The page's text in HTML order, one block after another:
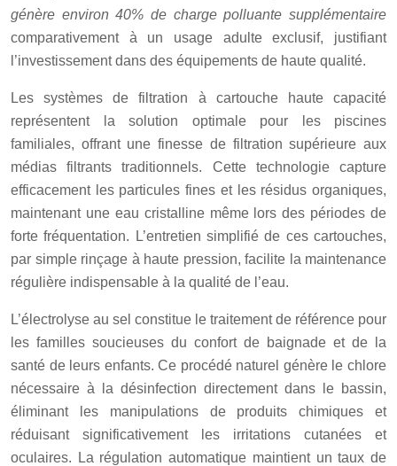
génère environ 40% de charge polluante supplémentaire
comparativement à un usage adulte exclusif, justifiant
l’investissement dans des équipements de haute qualité.
Les systèmes de filtration à cartouche haute capacité
représentent la solution optimale pour les piscines
familiales, offrant une finesse de filtration supérieure aux
médias filtrants traditionnels. Cette technologie capture
efficacement les particules fines et les résidus organiques,
maintenant une eau cristalline même lors des périodes de
forte fréquentation. L’entretien simplifié de ces cartouches,
par simple rinçage à haute pression, facilite la maintenance
régulière indispensable à la qualité de l’eau.
L’électrolyse au sel constitue le traitement de référence pour
les familles soucieuses du confort de baignade et de la
santé de leurs enfants. Ce procédé naturel génère le chlore
nécessaire à la désinfection directement dans le bassin,
éliminant les manipulations de produits chimiques et
réduisant significativement les irritations cutanées et
oculaires. La régulation automatique maintient un taux de